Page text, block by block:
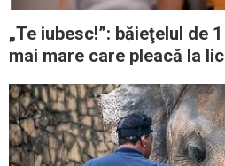
„Te iubesc!”: băieţelul de
mai mare care pleacă la